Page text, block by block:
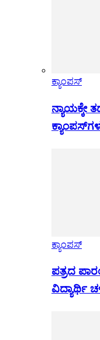
ಕ್ಯಾಂಪಸ್
ನ್ಯಾಯಕ್ಕೇ
ಕ್ಯಾಂಪಸ್
ಪತ್ರದ
ವಿದ್ಯಾರ್ಥಿ